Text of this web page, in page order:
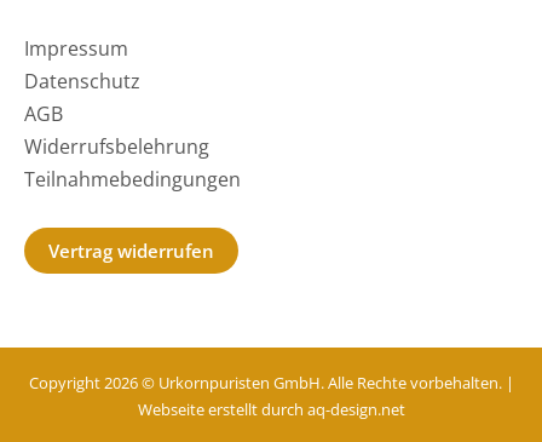
Impressum
Datenschutz
AGB
Widerrufsbelehrung
Teilnahmebedingungen
Vertrag widerrufen
Copyright 2026 © Urkornpuristen GmbH. Alle Rechte vorbehalten. |
Webseite erstellt durch aq-design.net